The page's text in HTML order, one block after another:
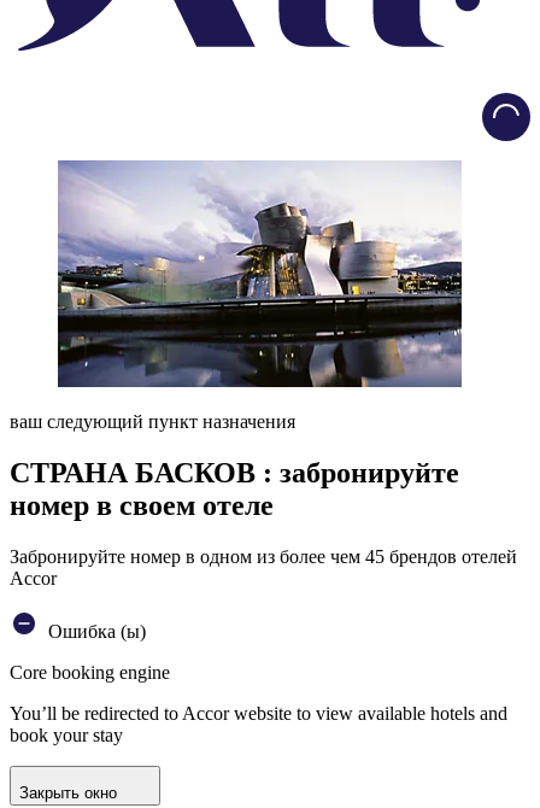
ваш следующий пункт назначения
СТРАНА БАСКОВ : забронируйте
номер в своем отеле
Забронируйте номер в одном из более чем 45 брендов отелей
Accor
Ошибка (ы)
Core booking engine
You’ll be redirected to Accor website to view available hotels and
book your stay
Закрыть окно